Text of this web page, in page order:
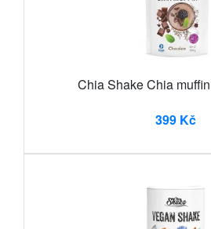
Chia Shake Chia
399 Kč